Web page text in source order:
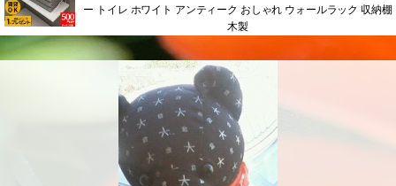
ー トイレ ホワイト アンティーク おしゃれ ウォールラック 収納棚
木製